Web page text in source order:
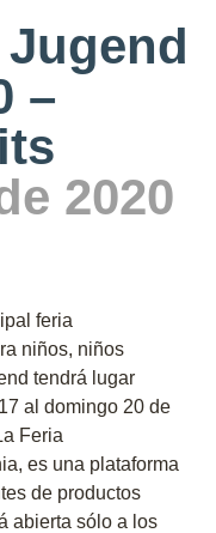
–
2020
feria
niños, niños
tendrá lugar
al domingo 20 de
Feria
es una plataforma
de productos
abierta sólo a los